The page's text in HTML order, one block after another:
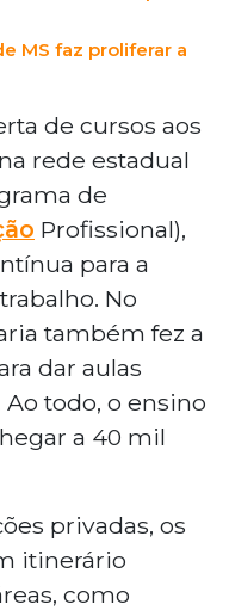
MS faz proliferar a
de cursos aos
rede estadual
de
Profissional),
para a
No
também fez a
dar aulas
todo, o ensino
a 40 mil
privadas, os
itinerário
como